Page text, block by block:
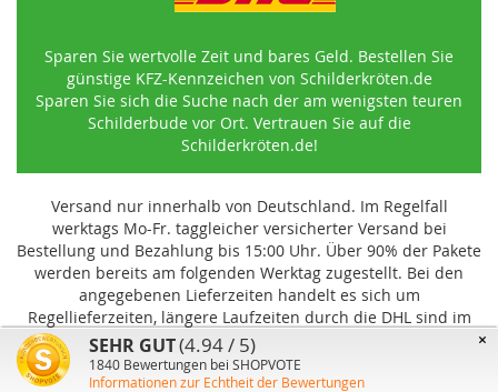
Sparen Sie wertvolle Zeit und bares Geld. Bestellen Sie
günstige KFZ-Kennzeichen von Schilderkröten.de
Sparen Sie sich die Suche nach der am wenigsten teuren
Schilderbude vor Ort. Vertrauen Sie auf die
Schilderkröten.de!
Versand nur innerhalb von Deutschland. Im Regelfall
werktags Mo-Fr. taggleicher versicherter Versand bei
Bestellung und Bezahlung bis 15:00 Uhr. Über 90% der Pakete
werden bereits am folgenden Werktag zugestellt. Bei den
angegebenen Lieferzeiten handelt es sich um
Regellieferzeiten, längere Laufzeiten durch die DHL sind im
Einzelfall möglich und können von uns nicht beeinflusst
werden.
×
SEHR GUT(4.94 / 5)
1840 Bewertungen bei SHOPVOTE
Informationen zur Echtheit der Bewertungen